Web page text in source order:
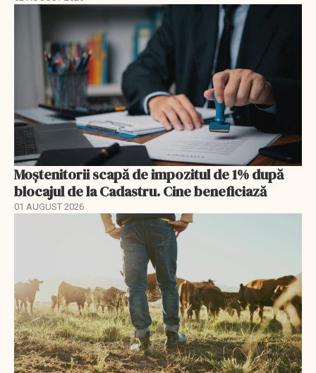
Moștenitorii scapă de impozitul de 1% după
blocajul de la Cadastru. Cine beneficiază
01 AUGUST 2026